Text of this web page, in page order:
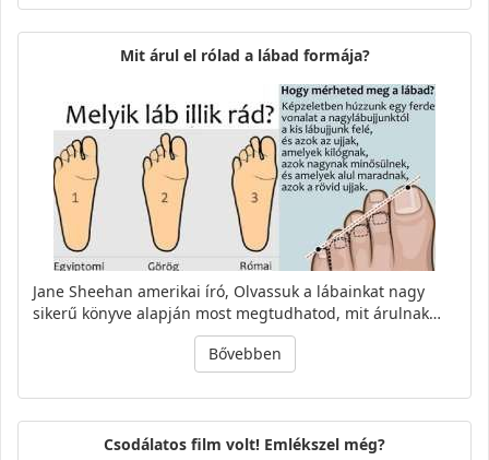
Mit árul el rólad a lábad formája?
Jane Sheehan amerikai író, Olvassuk a lábainkat nagy
sikerű könyve alapján most megtudhatod, mit árulnak…
Bővebben
Csodálatos film volt! Emlékszel még?